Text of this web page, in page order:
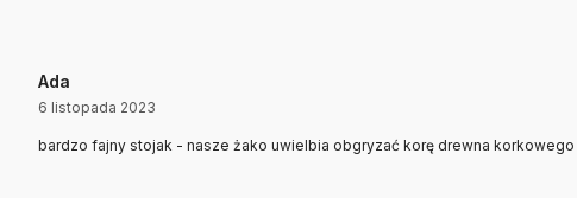
Ada
6 listopada 2023
bardzo fajny stojak - nasze żako uwielbia obgryzać korę drewna korkowego